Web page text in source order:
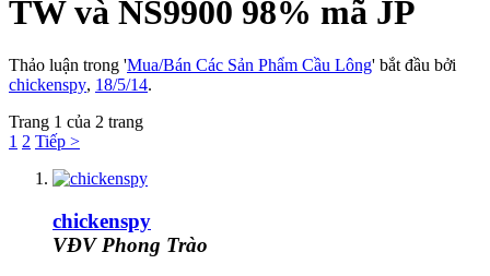
TW và NS9900 98% mã JP
Thảo luận trong 'Mua/Bán Các Sản Phẩm Cầu Lông' bắt đầu bởi
chickenspy, 18/5/14.
Trang 1 của 2 trang
1 2 Tiếp >
chickenspy
VĐV Phong Trào